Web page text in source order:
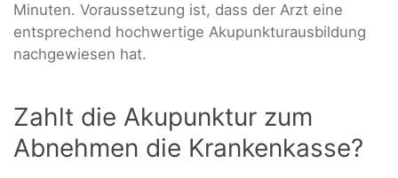
Minuten. Voraussetzung ist, dass der Arzt eine
entsprechend hochwertige Akupunkturausbildung
nachgewiesen hat.
Zahlt die Akupunktur zum
Abnehmen die Krankenkasse?